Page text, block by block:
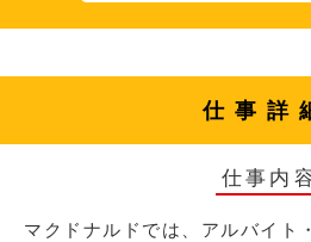
仕事詳
仕事内
マクドナルドでは、アルバイト